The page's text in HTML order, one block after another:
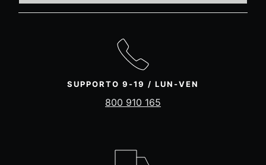
SUPPORTO 9-19 / LUN-VEN
800 910 165